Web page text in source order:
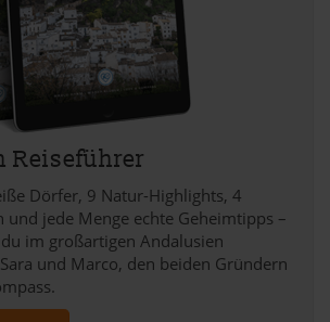
Reiseführer
Dörfer, 9 Natur-Highlights, 4
und jede Menge echte Geheimtipps –
im großartigen Andalusien
und Marco, den beiden Gründern